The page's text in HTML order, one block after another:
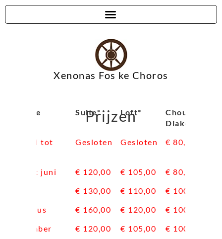
Xenonas Fos ke Choros
Prijzen
Periode Suite* Loft*
Chousti
Diakofti*/**
Januari tot
Gesloten Gesloten € 80,00
Mei tot juni € 120,00 € 105,00
€ 80,00
€ 130,00 € 110,00
€ 100,00
Augustus
€ 160,00 € 120,00
€ 100,00
September
€ 120,00 € 105,00
€ 100,00